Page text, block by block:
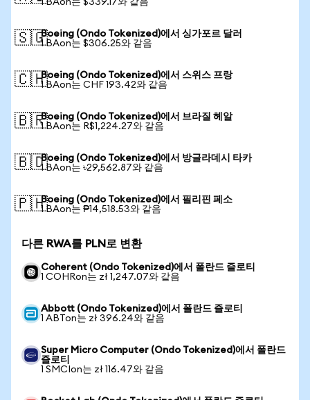
1 BAon는 $339.17와 같음
🇸🇬Boeing (Ondo Tokenized)에서 싱가포르 달러
1 BAon는 $306.25와 같음
🇨🇭Boeing (Ondo Tokenized)에서 스위스 프랑
1 BAon는 CHF 193.42와 같음
🇧🇷Boeing (Ondo Tokenized)에서 브라질 헤알
1 BAon는 R$1,224.27와 같음
🇧🇩Boeing (Ondo Tokenized)에서 방글라데시 타카
1 BAon는 ৳29,562.87와 같음
🇵🇭Boeing (Ondo Tokenized)에서 필리핀 페소
1 BAon는 ₱14,518.53와 같음
다른 RWA를 PLN로 변환
Coherent (Ondo Tokenized)에서 폴란드 즐로티
1 COHRon는 zł 1,247.07와 같음
Abbott (Ondo Tokenized)에서 폴란드 즐로티
1 ABTon는 zł 396.24와 같음
Super Micro Computer (Ondo Tokenized)에서 폴란드
즐로티
1 SMCIon는 zł 116.47와 같음